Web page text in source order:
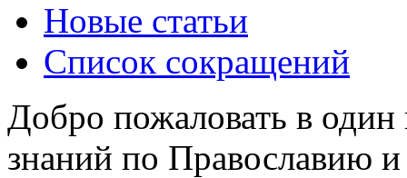
Новые статьи
Список сокращений
Добро пожаловать в
знаний по Православию